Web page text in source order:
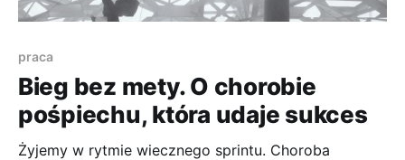
praca
Bieg bez mety. O chorobie
pośpiechu, która udaje sukces
Żyjemy w rytmie wiecznego sprintu. Choroba